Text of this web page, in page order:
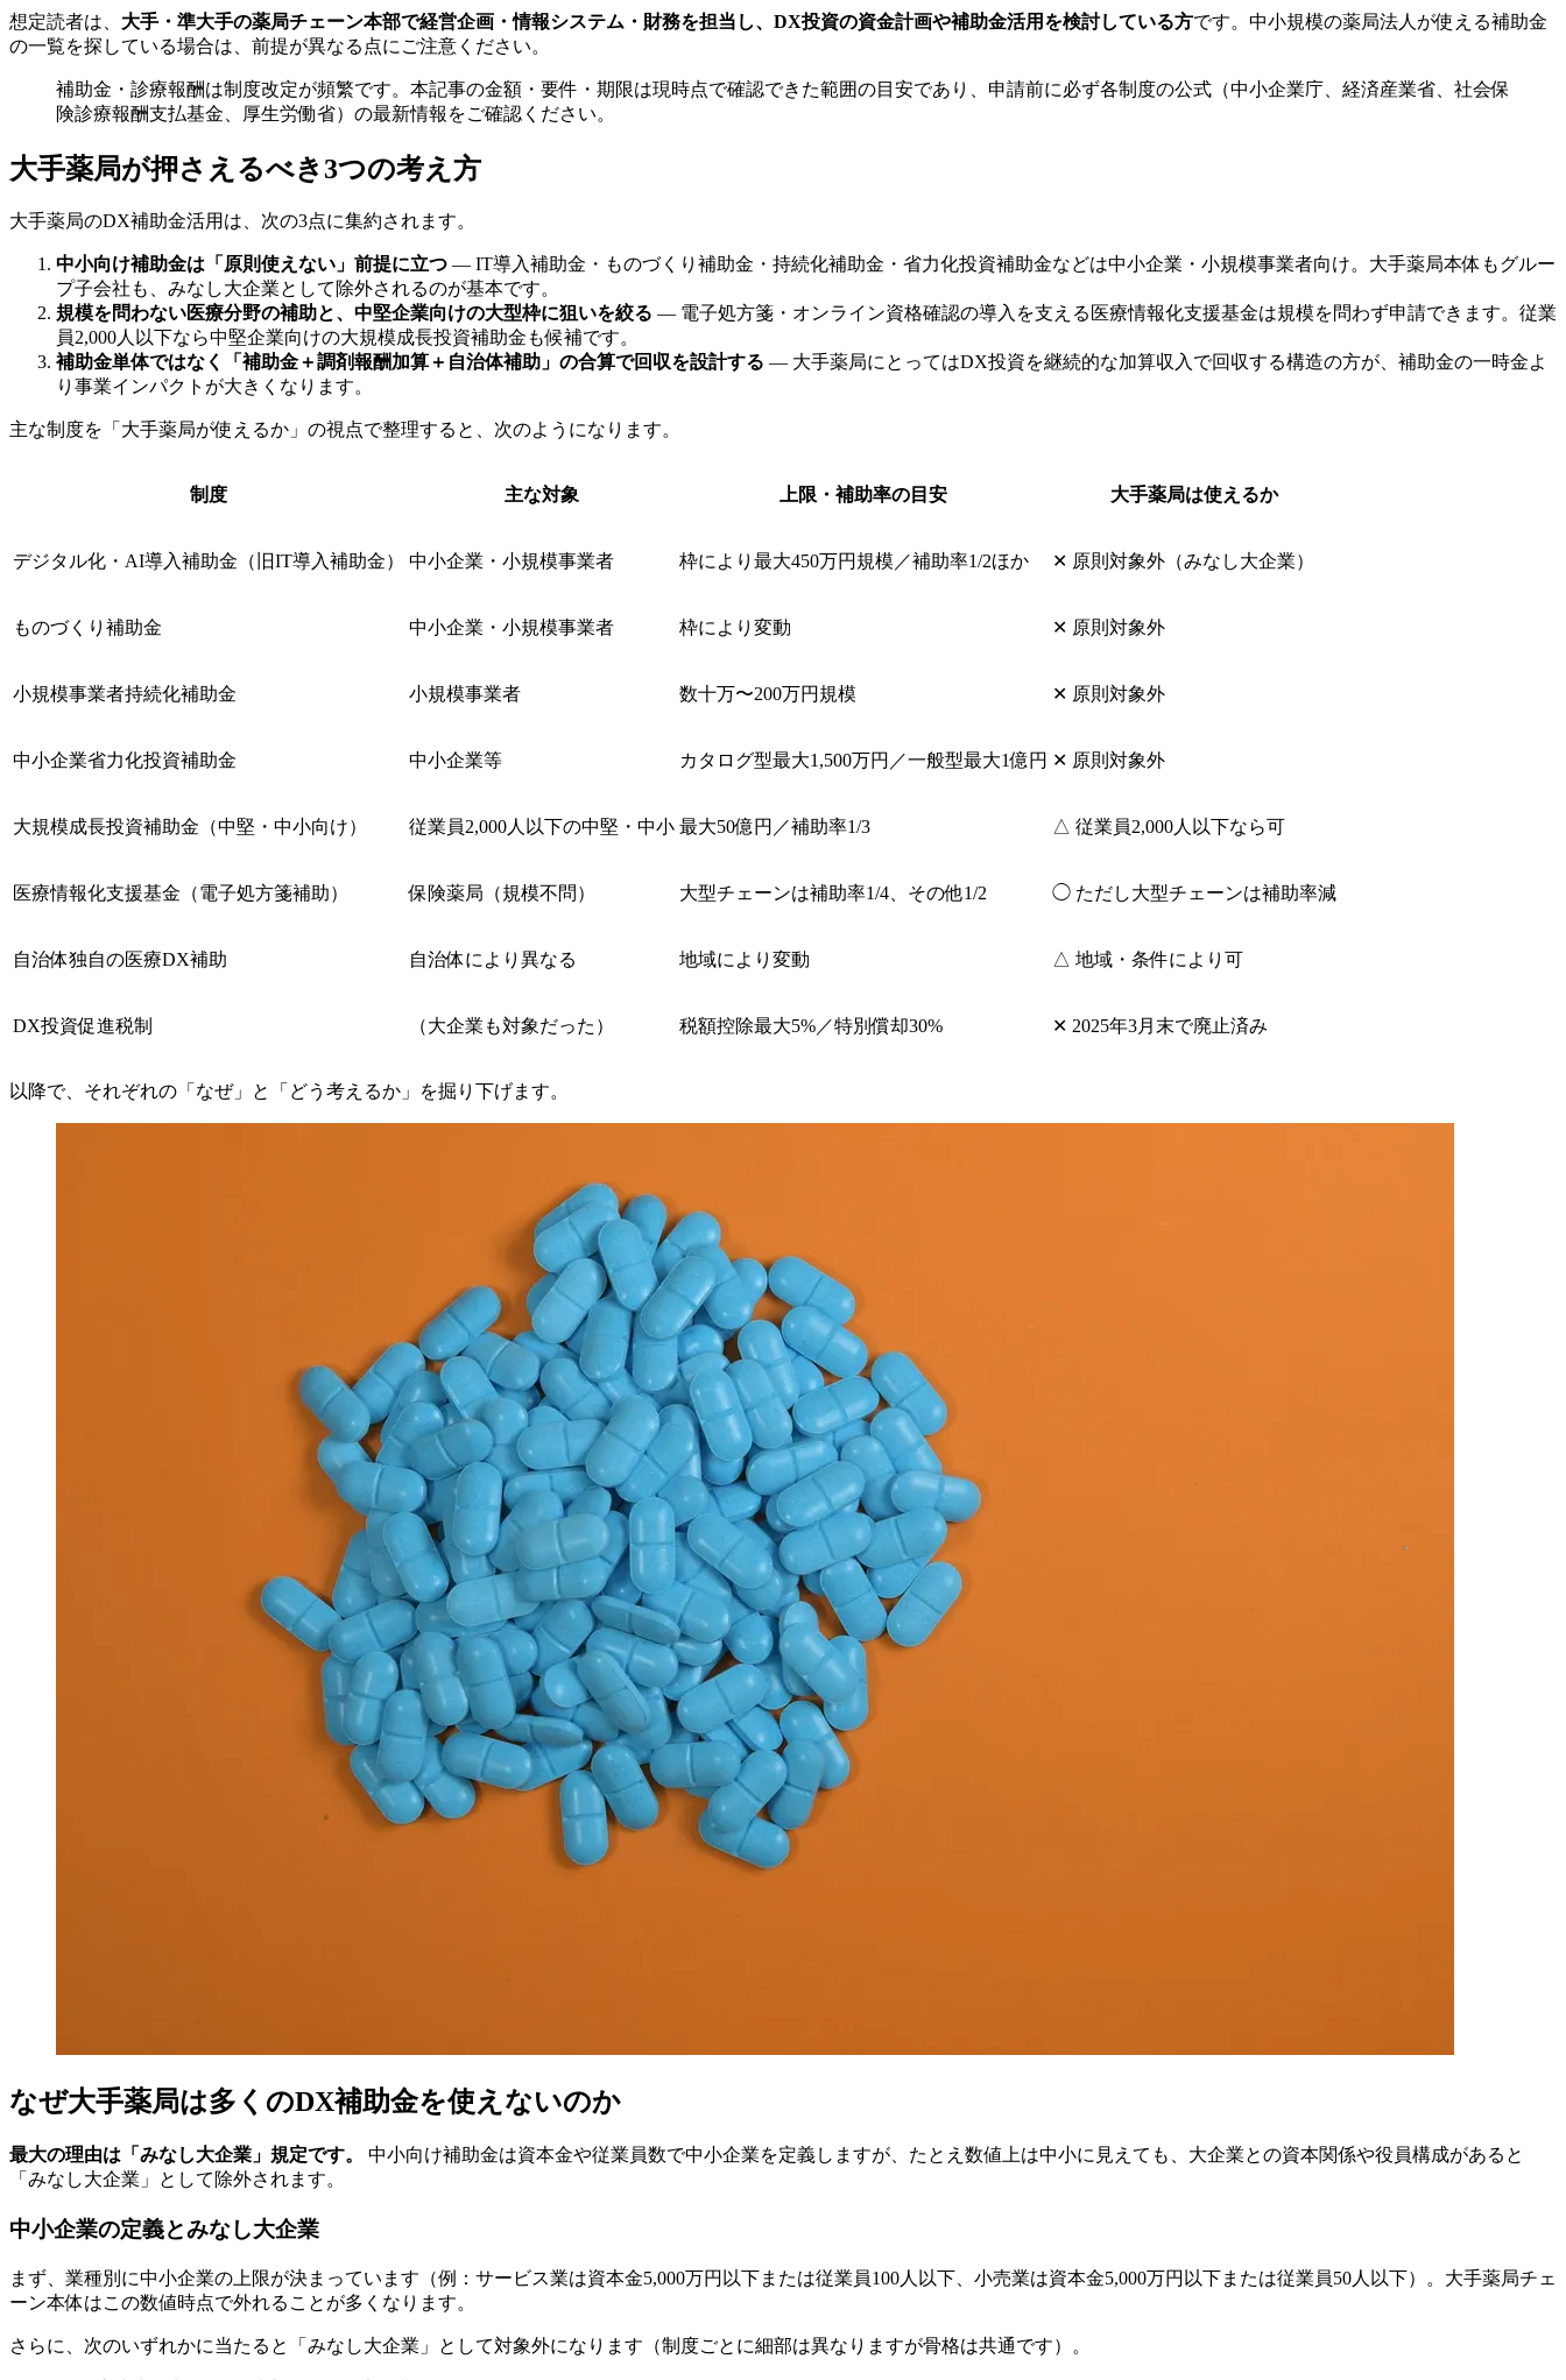
想定読者は、 大手・準大手の薬局チェーン本部で経営企画・情報システム・財務を担当し、DX投資の資金計画や補助金活用を検討している方です。中小規模の薬局法人が使える補助金
の一覧を探している場合は、前提が異なる点にご注意ください。
補助金・診療報酬は制度改定が頻繁です。本記事の金額・要件・期限は現時点で確認できた範囲の目安であり、申請前に必ず各制度の公式（中小企業庁、経済産業省、社会保
険診療報酬支払基金、厚生労働省）の最新情報をご確認ください。
大手薬局が押さえるべき3つの考え方
大手薬局のDX補助金活用は、次の3点に集約されます。
中小向け補助金は「原則使えない」前提に立つ — IT導入補助金・ものづくり補助金・持続化補助金・省力化投資補助金などは中小企業・小規模事業者向け。大手薬局本体もグルー
プ子会社も、みなし大企業として除外されるのが基本です。
規模を問わない医療分野の補助と、中堅企業向けの大型枠に狙いを絞る — 電子処方箋・オンライン資格確認の導入を支える医療情報化支援基金は規模を問わず申請できます。従業
員2,000人以下なら中堅企業向けの大規模成長投資補助金も候補です。
補助金単体ではなく「補助金＋調剤報酬加算＋自治体補助」の合算で回収を設計する — 大手薬局にとってはDX投資を継続的な加算収入で回収する構造の方が、補助金の一時金よ
り事業インパクトが大きくなります。
主な制度を「大手薬局が使えるか」の視点で整理すると、次のようになります。
制度 主な対象 上限・補助率の目安 大手薬局は使えるか
デジタル化・AI導入補助金（旧IT導入補助金） 中小企業・小規模事業者 枠により最大450万円規模／補助率1/2ほか ✕ 原則対象外（みなし大企業）
ものづくり補助金 中小企業・小規模事業者 枠により変動 ✕ 原則対象外
小規模事業者持続化補助金 小規模事業者 数十万〜200万円規模 ✕ 原則対象外
中小企業省力化投資補助金 中小企業等 カタログ型最大1,500万円／一般型最大1億円 ✕ 原則対象外
大規模成長投資補助金（中堅・中小向け） 従業員2,000人以下の中堅・中小 最大50億円／補助率1/3 △ 従業員2,000人以下なら可
医療情報化支援基金（電子処方箋補助） 保険薬局（規模不問） 大型チェーンは補助率1/4、その他1/2 ◯ ただし大型チェーンは補助率減
自治体独自の医療DX補助 自治体により異なる 地域により変動 △ 地域・条件により可
DX投資促進税制 （大企業も対象だった） 税額控除最大5%／特別償却30% ✕ 2025年3月末で廃止済み
以降で、それぞれの「なぜ」と「どう考えるか」を掘り下げます。
なぜ大手薬局は多くのDX補助金を使えないのか
最大の理由は「みなし大企業」規定です。
中小向け補助金は資本金や従業員数で中小企業を定義しますが、たとえ数値上は中小に見えても、大企業との資本関係や役員構成があると
「みなし大企業」として除外されます。
中小企業の定義とみなし大企業
まず、業種別に中小企業の上限が決まっています（例：サービス業は資本金5,000万円以下または従業員100人以下、小売業は資本金5,000万円以下または従業員50人以下）。大手薬局チェ
ーン本体はこの数値時点で外れることが多くなります。
さらに、次のいずれかに当たると「みなし大企業」として対象外になります（制度ごとに細部は異なりますが骨格は共通です）。